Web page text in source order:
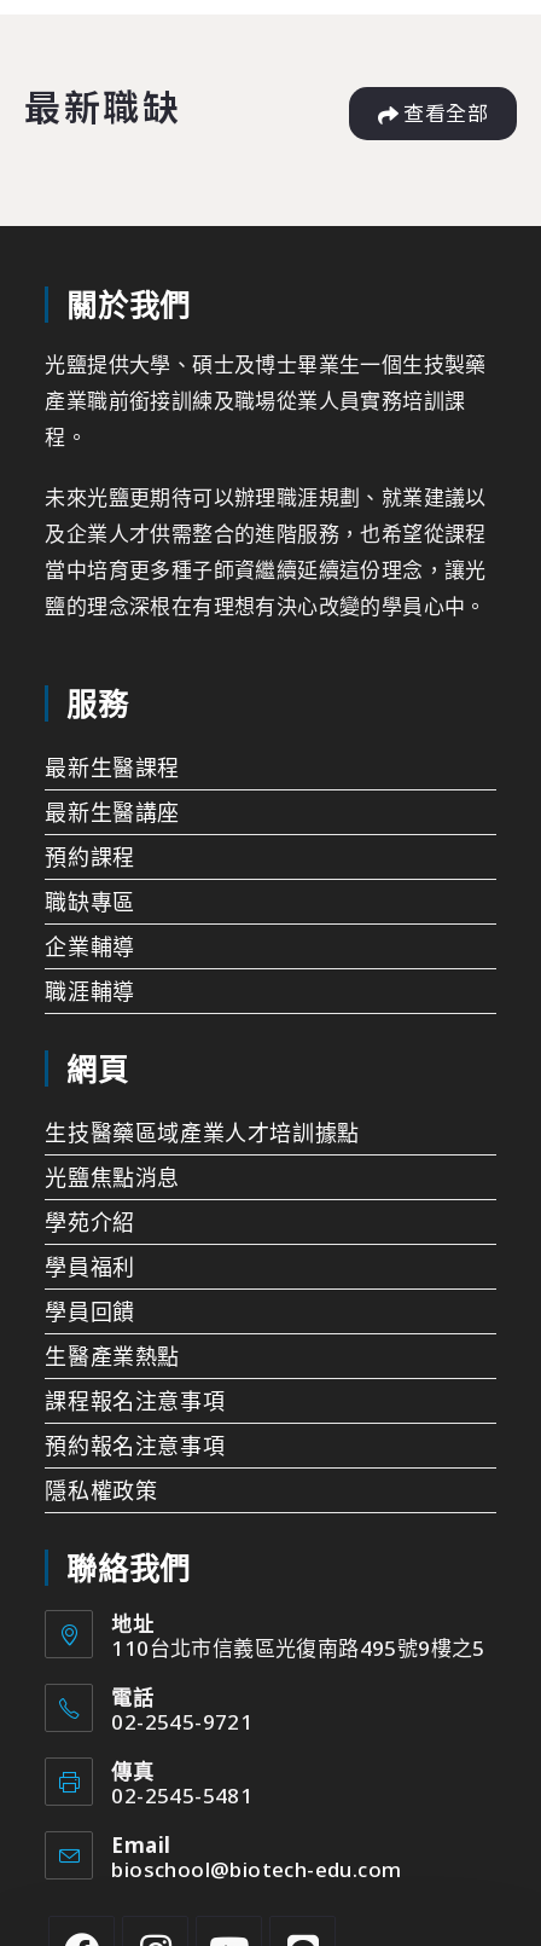
最新職缺 查看全部
關於我們
光鹽提供大學、碩士及博士畢業生一個生技製藥
產業職前銜接訓練及職場從業人員實務培訓課
程。
未來光鹽更期待可以辦理職涯規劃、就業建議以
及企業人才供需整合的進階服務，也希望從課程
當中培育更多種子師資繼續延續這份理念，讓光
鹽的理念深根在有理想有決心改變的學員心中。
服務
最新生醫課程
最新生醫講座
預約課程
職缺專區
企業輔導
職涯輔導
網頁
生技醫藥區域產業人才培訓據點
光鹽焦點消息
學苑介紹
學員福利
學員回饋
生醫產業熱點
課程報名注意事項
預約報名注意事項
隱私權政策
聯絡我們
地址
110台北市信義區光復南路495號9樓之5
電話
02-2545-9721
傳真
02-2545-5481
Email
bioschool@biotech-edu.com